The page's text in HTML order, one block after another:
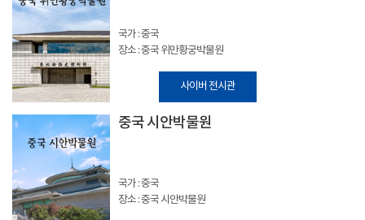
국가 : 중국
장소 : 중국 위만황궁박물원
사이버 전시관
중국 시안박물원
국가 : 중국
장소 : 중국 시안박물원